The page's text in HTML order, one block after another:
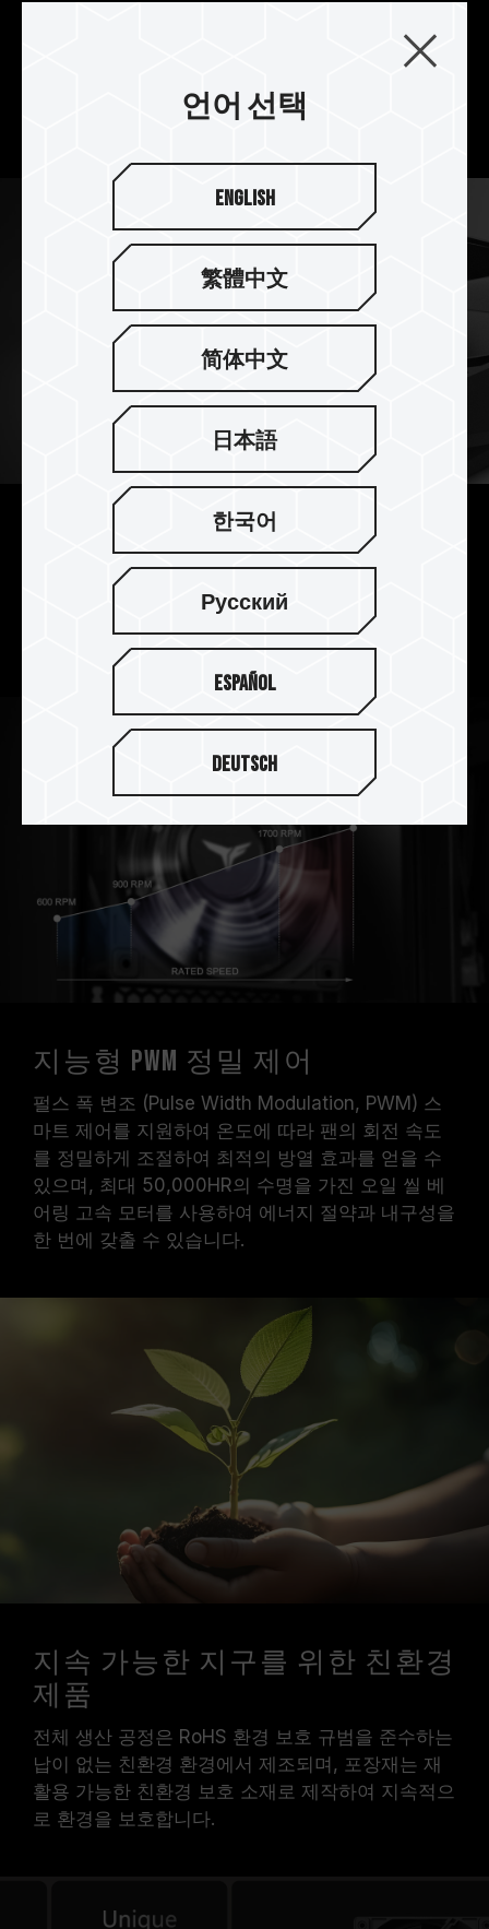
베어링을 사용하고, 완전 밀폐형 설계로 미세 이물
질 및 윤활유의 누출을 방지하고, 고속 모터가 안정
적으로 작동하고 쿨링 팬의 최상의 내구성을 발휘합
고안정성 진동 댐퍼
특수 정밀 댐핑 설계로 진동과 소음을 줄이고, 효율
적이고 조용한 작동을 장시간 유지하여 최상의 안정
성을 보장합니다.
지능형 PWM 정밀 제어
펄스 폭 변조 (Pulse Width Modulation, PWM) 스
마트 제어를 지원하여 온도에 따라 팬의 회전 속도
를 정밀하게 조절하여 최적의 방열 효과를 얻을 수
있으며, 최대 50,000HR의 수명을 가진 오일 씰 베
어링 고속 모터를 사용하여 에너지 절약과 내구성을
한 번에 갖출 수 있습니다.
지속 가능한 지구를 위한 친환경
제품
전체 생산 공정은 RoHS 환경 보호 규범을 준수하는
납이 없는 친환경 환경에서 제조되며, 포장재는 재
활용 가능한 친환경 보호 소재로 제작하여 지속적으
로 환경을 보호합니다.
언어 선택
English
繁體中文
简体中文
日本語
한국어
Русский
Español
Deutsch